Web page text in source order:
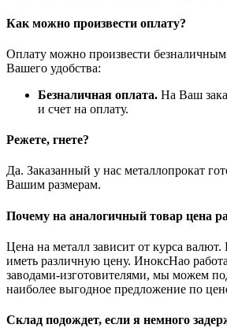
Как можно произвести оплату?
Оплату можно произвести
Вашего удобства:
Безналичная оплата. На Ваш
и счет на оплату.
Режете, гнете?
Да. Заказанный у нас металлопрокат
Вашим размерам.
Почему на аналогичный товар цена
Цена на металл зависит от курса
иметь различную цену. ИноксНао
заводами-изготовителями, мы можем
наиболее выгодное предложение по
Склад подождет, если я немного